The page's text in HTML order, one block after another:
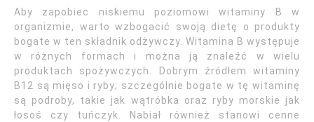
Aby zapobiec niskiemu poziomowi witaminy B w
organizmie, warto wzbogacić swoją dietę o produkty
bogate w ten składnik odżywczy. Witamina B występuje
w różnych formach i można ją znaleźć w wielu
produktach spożywczych. Dobrym źródłem witaminy
B12 są mięso i ryby; szczególnie bogate w tę witaminę
są podroby, takie jak wątróbka oraz ryby morskie jak
łosoś czy tuńczyk. Nabiał również stanowi cenne